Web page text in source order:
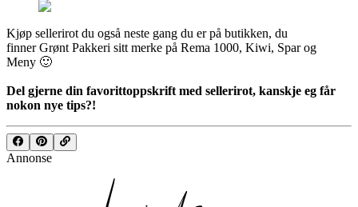
Kjøp sellerirot du også neste gang du er på butikken, du
finner Grønt Pakkeri sitt merke på Rema 1000, Kiwi, Spar og
Meny 🙂
Del gjerne din favorittoppskrift med sellerirot, kanskje eg får
nokon nye tips?!
Annonse